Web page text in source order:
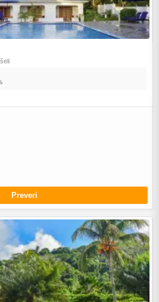
Preveri